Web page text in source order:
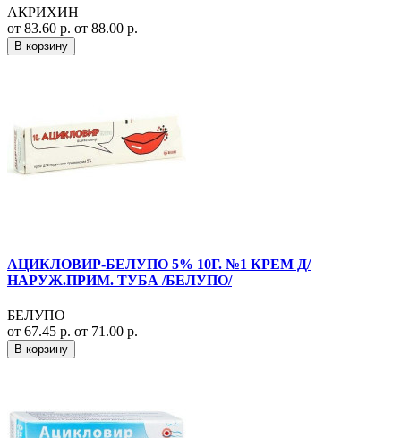
АКРИХИН
от 83.60 р. от 88.00 р.
В корзину
АЦИКЛОВИР-БЕЛУПО 5% 10Г. №1 КРЕМ Д/
НАРУЖ.ПРИМ. ТУБА /БЕЛУПО/
БЕЛУПО
от 67.45 р. от 71.00 р.
В корзину